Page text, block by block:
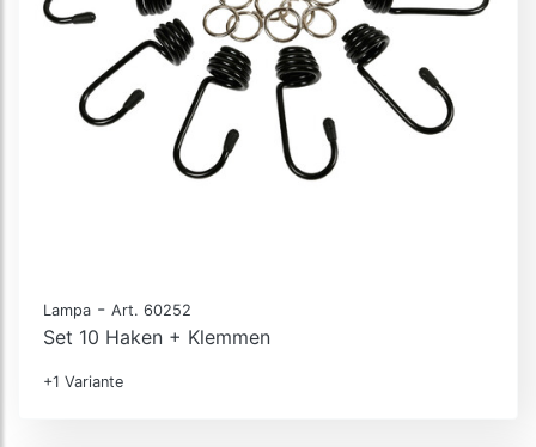
Lampa - Art. 60252
Set 10 Haken + Klemmen
+1 Variante